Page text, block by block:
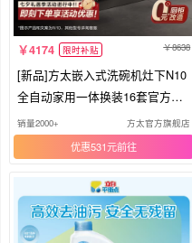
4174 限时补贴 8638
[新品]方太嵌入式洗碗机灶下N10
全自动家用一体换装16套官方旗
舰
销量2000+ 方太官方旗舰店
优惠531元